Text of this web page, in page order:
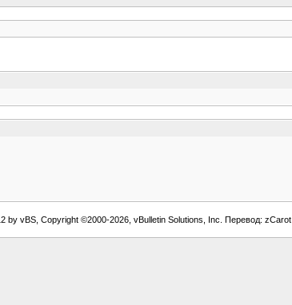
by vBS, Copyright ©2000-2026, vBulletin Solutions, Inc. Перевод: zCarot